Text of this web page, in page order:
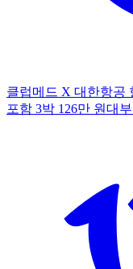
클럽메드 X 대한항공
포함 3박 126만 원대